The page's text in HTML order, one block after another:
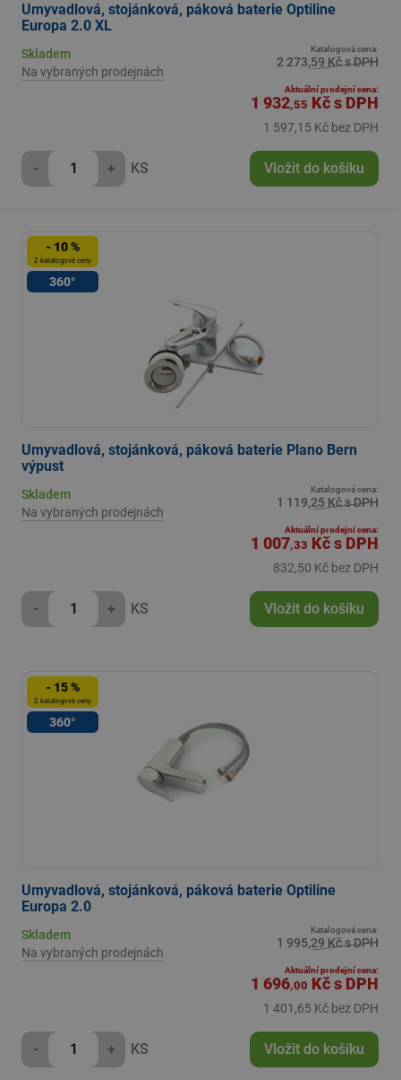
Umyvadlová, stojánková, páková baterie Optiline
Europa 2.0 XL
Skladem
Na vybraných prodejnách
Katalogová cena:
2 273,59 Kč s DPH
Aktuální prodejní cena:
1 932,55 Kčs DPH
1 597,15 Kč bez DPH
- + KS Vložit do košíku
- 10 %
Z katalogové ceny
360°
Umyvadlová, stojánková, páková baterie Plano Bern
výpust
Skladem
Na vybraných prodejnách
Katalogová cena:
1 119,25 Kč s DPH
Aktuální prodejní cena:
1 007,33 Kčs DPH
832,50 Kč bez DPH
- + KS Vložit do košíku
- 15 %
Z katalogové ceny
360°
Umyvadlová, stojánková, páková baterie Optiline
Europa 2.0
Skladem
Na vybraných prodejnách
Katalogová cena:
1 995,29 Kč s DPH
Aktuální prodejní cena:
1 696,00 Kčs DPH
1 401,65 Kč bez DPH
- + KS Vložit do košíku